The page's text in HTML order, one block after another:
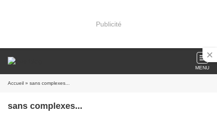
Publicité
MENU
Accueil » sans complexes...
sans complexes...